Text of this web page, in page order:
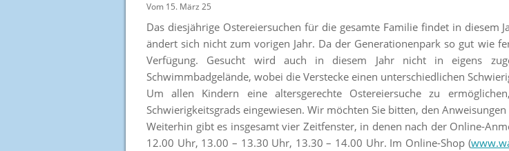
Vom 15. März 25
Das diesjährige Ostereiersuchen für die gesamte Familie findet in diesem
ändert sich nicht zum vorigen Jahr. Da der Generationenpark so gut wie
Verfügung. Gesucht wird auch in diesem Jahr nicht in eigens
Schwimmbadgelände, wobei die Verstecke einen unterschiedlichen
Um allen Kindern eine altersgerechte Ostereiersuche zu
Schwierigkeitsgrads eingewiesen. Wir möchten Sie bitten, den Anweisungen
Weiterhin gibt es insgesamt vier Zeitfenster, in denen nach der Online-
12.00 Uhr, 13.00 – 13.30 Uhr, 13.30 – 14.00 Uhr. Im Online-Shop (